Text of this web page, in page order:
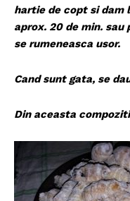
hartie de copt si
aprox. 20 de min. sau
se rumeneasca usor.
Cand sunt gata, se
Din aceasta